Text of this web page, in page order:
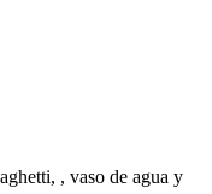
, vaso de agua y